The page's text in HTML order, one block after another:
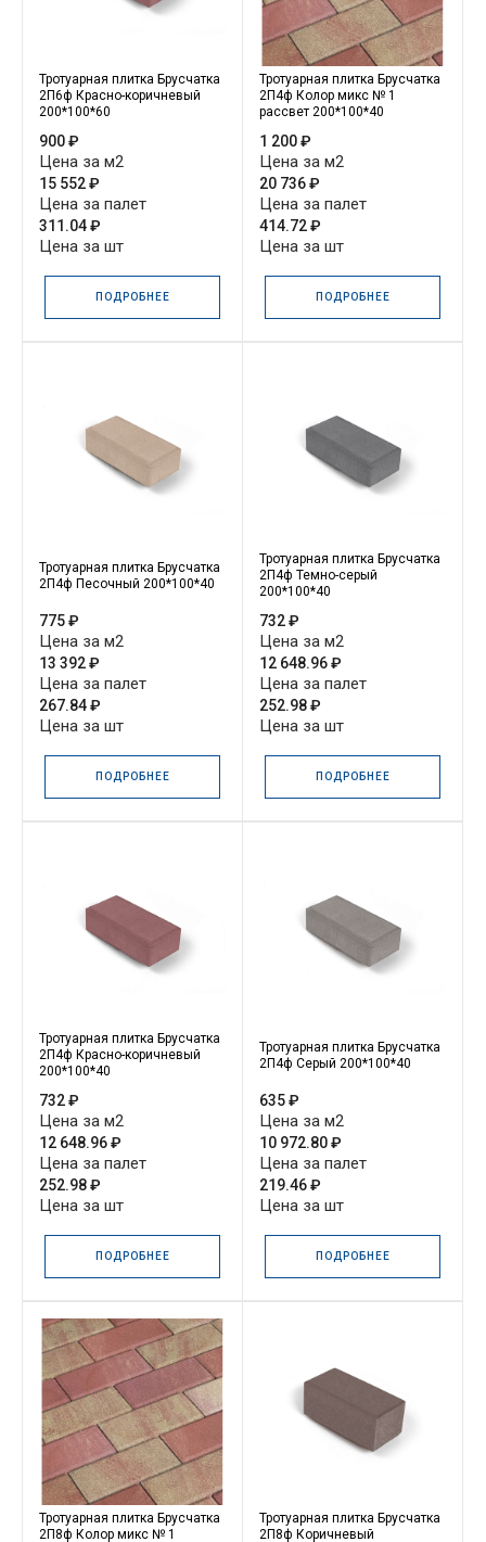
Тротуарная плитка Брусчатка
2П6ф Красно-коричневый
200*100*60
900 ₽
Цена за м2
15 552 ₽
Цена за палет
311.04 ₽
Цена за шт
ПОДРОБНЕЕ
Тротуарная плитка Брусчатка
2П4ф Колор микс № 1
рассвет 200*100*40
1 200 ₽
Цена за м2
20 736 ₽
Цена за палет
414.72 ₽
Цена за шт
ПОДРОБНЕЕ
Тротуарная плитка Брусчатка
2П4ф Песочный 200*100*40
775 ₽
Цена за м2
13 392 ₽
Цена за палет
267.84 ₽
Цена за шт
ПОДРОБНЕЕ
Тротуарная плитка Брусчатка
2П4ф Темно-серый
200*100*40
732 ₽
Цена за м2
12 648.96 ₽
Цена за палет
252.98 ₽
Цена за шт
ПОДРОБНЕЕ
Тротуарная плитка Брусчатка
2П4ф Красно-коричневый
200*100*40
732 ₽
Цена за м2
12 648.96 ₽
Цена за палет
252.98 ₽
Цена за шт
ПОДРОБНЕЕ
Тротуарная плитка Брусчатка
2П4ф Серый 200*100*40
635 ₽
Цена за м2
10 972.80 ₽
Цена за палет
219.46 ₽
Цена за шт
ПОДРОБНЕЕ
Тротуарная плитка Брусчатка
2П8ф Колор микс № 1
Тротуарная плитка Брусчатка
2П8ф Коричневый